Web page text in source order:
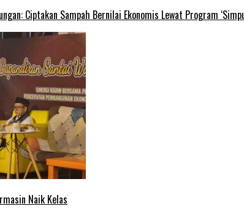
Ciptakan Sampah Bernilai Ekonomis Lewat Program
Naik Kelas